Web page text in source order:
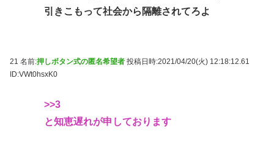
引きこもって社会から隔離されてろよ
21 名前:押しボタン式の匿名希望者 投稿日時:2021/04/20(火) 12:18:12.61
ID:VWt0hsxK0
>>3
と知恵遅れが申しております